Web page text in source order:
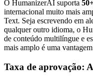
O HumanizerAI suporta
internacional muito mais
Text. Seja escrevendo em
qualquer outro idioma, o
de conteúdo multilíngue e
mais amplo é uma
Taxa de aprovação: